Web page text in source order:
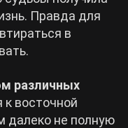
Правда для
в
различных
к восточной
далеко не полную